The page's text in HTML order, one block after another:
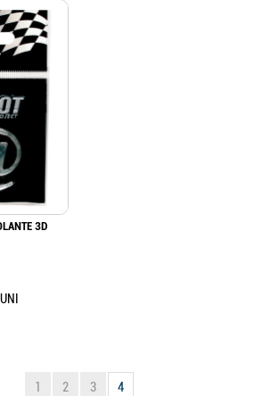
3D
UNI
1 2 3 4
Ir para o carrinho